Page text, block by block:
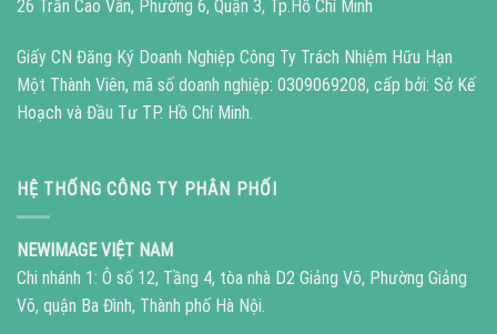
26 Trần Cao Vân, Phường 6, Quận 3, Tp.Hồ Chí Minh
Giấy CN Đăng Ký Doanh Nghiệp Công Ty Trách Nhiệm Hữu Hạn
Một Thành Viên, mã số doanh nghiệp: 0309069208, cấp bởi: Sở Kế
Hoạch và Đầu Tư TP. Hồ Chí Minh.
HỆ THỐNG CÔNG TY PHÂN PHỐI
NEWIMAGE VIỆT NAM
Chi nhánh 1: Ô số 12, Tầng 4, tòa nhà D2 Giảng Võ, Phường Giảng
Võ, quận Ba Đình, Thành phố Hà Nội.